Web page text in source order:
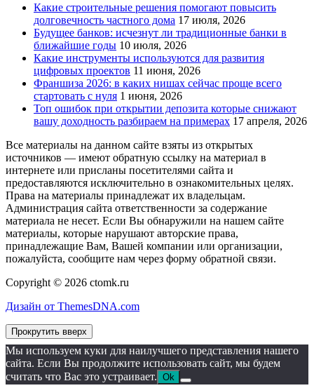
Какие строительные решения помогают повысить
долговечность частного дома 17 июля, 2026
Будущее банков: исчезнут ли традиционные банки в
ближайшие годы 10 июля, 2026
Какие инструменты используются для развития
цифровых проектов 11 июня, 2026
Франшиза 2026: в каких нишах сейчас проще всего
стартовать с нуля 1 июня, 2026
Топ ошибок при открытии депозита которые снижают
вашу доходность разбираем на примерах 17 апреля, 2026
Все материалы на данном сайте взяты из открытых
источников — имеют обратную ссылку на материал в
интернете или присланы посетителями сайта и
предоставляются исключительно в ознакомительных целях.
Права на материалы принадлежат их владельцам.
Администрация сайта ответственности за содержание
материала не несет. Если Вы обнаружили на нашем сайте
материалы, которые нарушают авторские права,
принадлежащие Вам, Вашей компании или организации,
пожалуйста, сообщите нам через форму обратной связи.
Copyright © 2026 ctomk.ru
Дизайн от ThemesDNA.com
Прокрутить вверх
Мы используем куки для наилучшего представления нашего
сайта. Если Вы продолжите использовать сайт, мы будем
считать что Вас это устраивает. Ok